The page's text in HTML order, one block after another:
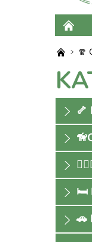
🧣
🦴
🛏
🚗